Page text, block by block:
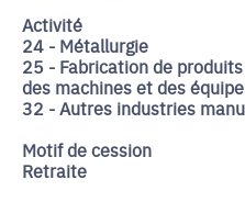
Activité
24 - Métallurgie
25 - Fabrication de
des machines et des
32 - Autres industries
Motif de cession
Retraite